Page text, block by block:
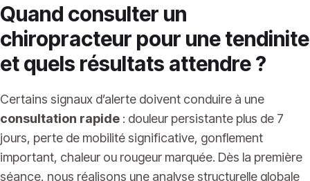
Quand consulter un
chiropracteur pour une tendinite
et quels résultats attendre ?
Certains signaux d’alerte doivent conduire à une
consultation rapide : douleur persistante plus de 7
jours, perte de mobilité significative, gonflement
important, chaleur ou rougeur marquée. Dès la première
séance, nous réalisons une analyse structurelle globale